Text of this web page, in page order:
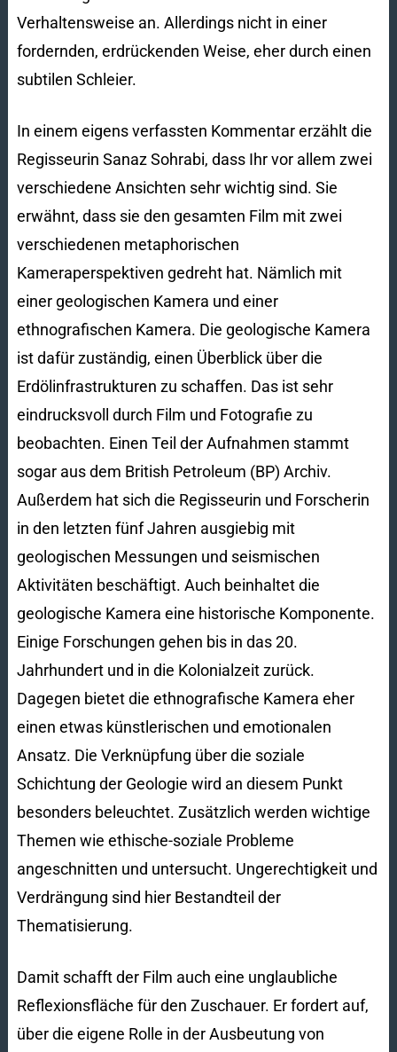
Verhaltensweise an. Allerdings nicht in einer
fordernden, erdrückenden Weise, eher durch einen
subtilen Schleier.
In einem eigens verfassten Kommentar erzählt die
Regisseurin Sanaz Sohrabi, dass Ihr vor allem zwei
verschiedene Ansichten sehr wichtig sind. Sie
erwähnt, dass sie den gesamten Film mit zwei
verschiedenen metaphorischen
Kameraperspektiven gedreht hat. Nämlich mit
einer geologischen Kamera und einer
ethnografischen Kamera. Die geologische Kamera
ist dafür zuständig, einen Überblick über die
Erdölinfrastrukturen zu schaffen. Das ist sehr
eindrucksvoll durch Film und Fotografie zu
beobachten. Einen Teil der Aufnahmen stammt
sogar aus dem British Petroleum (BP) Archiv.
Außerdem hat sich die Regisseurin und Forscherin
in den letzten fünf Jahren ausgiebig mit
geologischen Messungen und seismischen
Aktivitäten beschäftigt. Auch beinhaltet die
geologische Kamera eine historische Komponente.
Einige Forschungen gehen bis in das 20.
Jahrhundert und in die Kolonialzeit zurück.
Dagegen bietet die ethnografische Kamera eher
einen etwas künstlerischen und emotionalen
Ansatz. Die Verknüpfung über die soziale
Schichtung der Geologie wird an diesem Punkt
besonders beleuchtet. Zusätzlich werden wichtige
Themen wie ethische-soziale Probleme
angeschnitten und untersucht. Ungerechtigkeit und
Verdrängung sind hier Bestandteil der
Thematisierung.
Damit schafft der Film auch eine unglaubliche
Reflexionsfläche für den Zuschauer. Er fordert auf,
über die eigene Rolle in der Ausbeutung von